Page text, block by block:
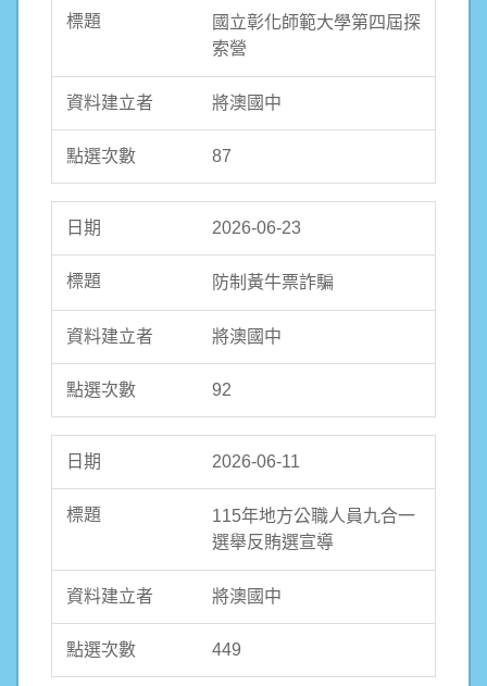
國立彰化師範大學第四屆探
索營
將澳國中
87
2026-06-23
防制黃牛票詐騙
將澳國中
92
2026-06-11
115年地方公職人員九合一
選舉反賄選宣導
將澳國中
449